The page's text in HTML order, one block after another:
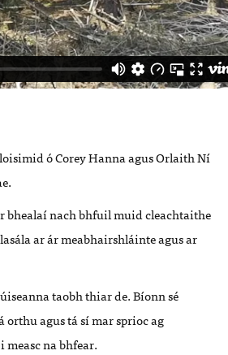
ó Corey Hanna agus Orlaith Ní
bhealaí nach bhfuil muid cleachtaithe
ar ár meabhairshláinte agus ar
taobh thiar de. Bíonn sé
agus tá sí mar sprioc ag
measc na bhfear.